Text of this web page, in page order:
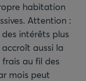
habitation
Attention :
intérêts plus
aussi la
au fil des
mois peut